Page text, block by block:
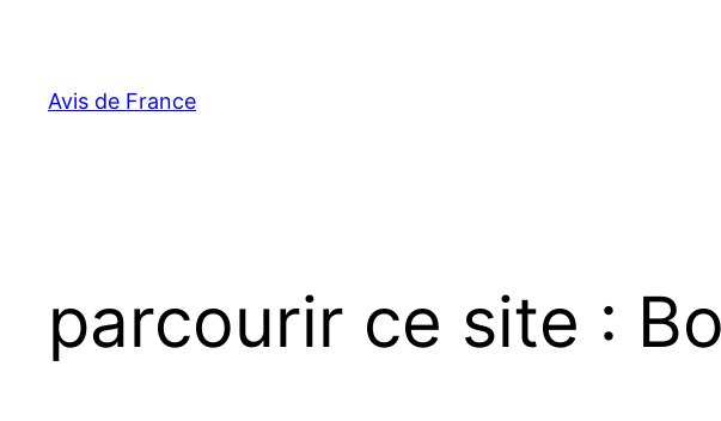
contenu
Avis de France
parcourir ce site :